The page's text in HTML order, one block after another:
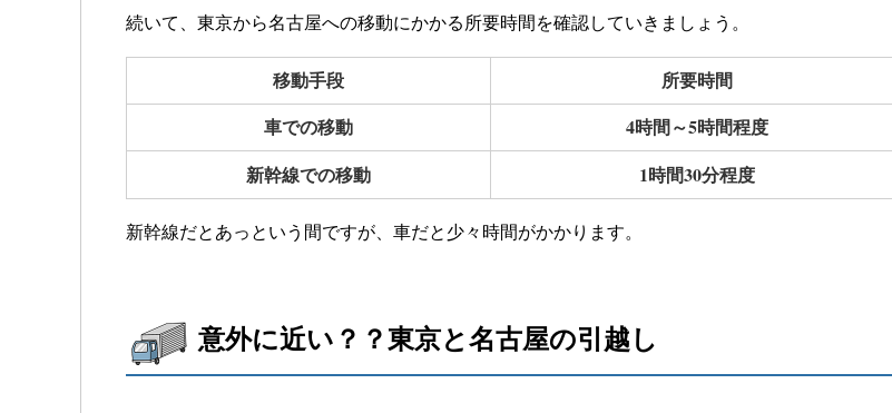
続いて、東京から名古屋への移動にかかる所要時間を確認していきましょう。
移動手段
所要時間
車での移動
4時間～5時間程度
新幹線での移動
1時間30分程度
新幹線だとあっという間ですが、車だと少々時間がかかります。
意外に近い？？東京と名古屋の引越し